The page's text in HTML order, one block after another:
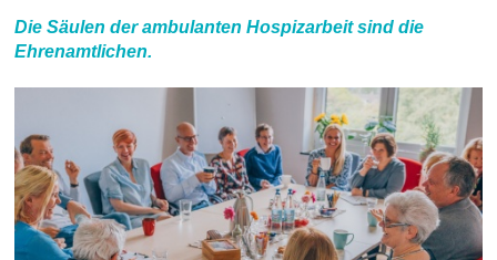
Die Säulen der ambulanten Hospizarbeit sind die
Ehrenamtlichen.